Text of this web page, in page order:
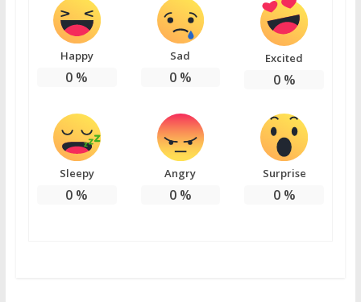
Happy
0 %
Sad
0%
Excited
0%
Sleepy
0 %
Angry
0%
Surprise
0%